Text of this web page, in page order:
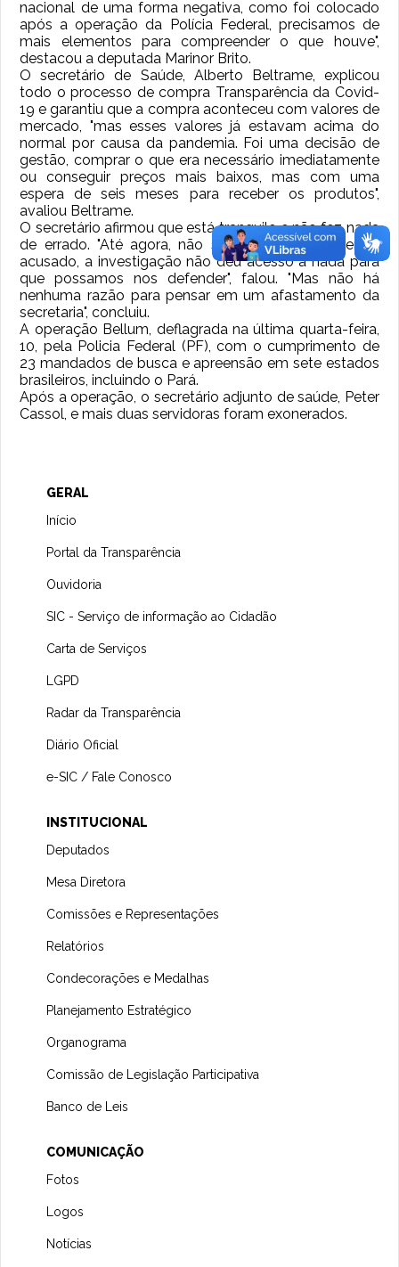
nacional de uma forma negativa, como foi colocado
após a operação da Polícia Federal, precisamos de
mais elementos para compreender o que houve",
destacou a deputada Marinor Brito.
O secretário de Saúde, Alberto Beltrame, explicou
todo o processo de compra Transparência da Covid-
19 e garantiu que a compra aconteceu com valores de
mercado, "mas esses valores já estavam acima do
normal por causa da pandemia. Foi uma decisão de
gestão, comprar o que era necessário imediatamente
ou conseguir preços mais baixos, mas com uma
espera de seis meses para receber os produtos",
avaliou Beltrame.
O secretário afirmou que está tranquilo e não fez nada
de errado. "Até agora, não sei do que estou sendo
acusado, a investigação não deu acesso a nada para
que possamos nos defender", falou. "Mas não há
nenhuma razão para pensar em um afastamento da
secretaria", concluiu.
A operação Bellum, deflagrada na última quarta-feira,
10, pela Policia Federal (PF), com o cumprimento de
23 mandados de busca e apreensão em sete estados
brasileiros, incluindo o Pará.
Após a operação, o secretário adjunto de saúde, Peter
Cassol, e mais duas servidoras foram exonerados.
GERAL
Início
Portal da Transparência
Ouvidoria
SIC - Serviço de informação ao Cidadão
Carta de Serviços
LGPD
Radar da Transparência
Diário Oficial
e-SIC / Fale Conosco
INSTITUCIONAL
Deputados
Mesa Diretora
Comissões e Representações
Relatórios
Condecorações e Medalhas
Planejamento Estratégico
Organograma
Comissão de Legislação Participativa
Banco de Leis
COMUNICAÇÃO
Fotos
Logos
Notícias